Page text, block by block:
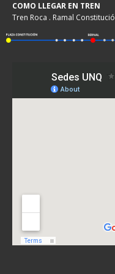
COMO LLEGAR EN TREN
Tren Roca . Ramal